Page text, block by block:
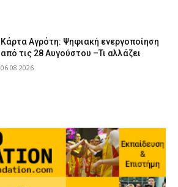
Κάρτα Αγρότη: Ψηφιακή ενεργοποίηση
από τις 28 Αυγούστου –Τι αλλάζει
06.08.2026